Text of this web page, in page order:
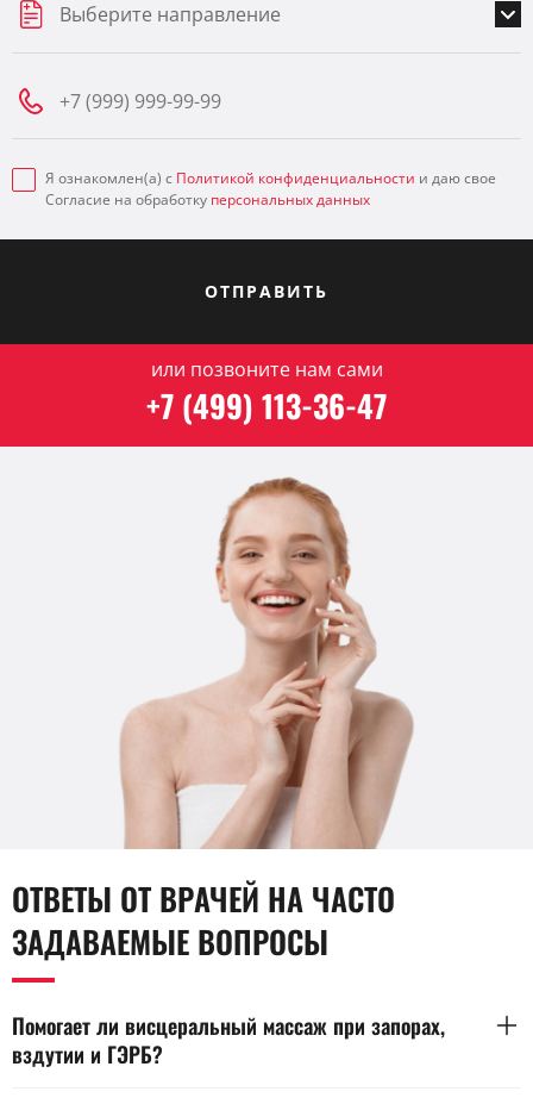
Выберите направление
Я ознакомлен(а) с Политикой конфиденциальности и даю свое
Согласие на обработку персональных данных
ОТПРАВИТЬ
или позвоните нам сами
+7 (499) 113-36-47
ОТВЕТЫ ОТ ВРАЧЕЙ НА ЧАСТО
ЗАДАВАЕМЫЕ ВОПРОСЫ
Помогает ли висцеральный массаж при запорах,
вздутии и ГЭРБ?